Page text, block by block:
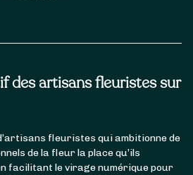
des artisans fleuristes sur
fleuristes qui ambitionne de
de la fleur la place qu’ils
facilitant le virage numérique pour